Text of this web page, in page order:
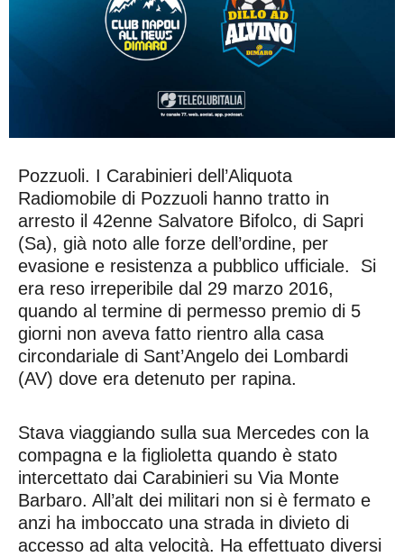
Pozzuoli. I Carabinieri dell’Aliquota
Radiomobile di Pozzuoli hanno tratto in
arresto il 42enne Salvatore Bifolco, di Sapri
(Sa), già noto alle forze dell’ordine, per
evasione e resistenza a pubblico ufficiale. Si
era reso irreperibile dal 29 marzo 2016,
quando al termine di permesso premio di 5
giorni non aveva fatto rientro alla casa
circondariale di Sant’Angelo dei Lombardi
(AV) dove era detenuto per rapina.
Stava viaggiando sulla sua Mercedes con la
compagna e la figlioletta quando è stato
intercettato dai Carabinieri su Via Monte
Barbaro. All’alt dei militari non si è fermato e
anzi ha imboccato una strada in divieto di
accesso ad alta velocità. Ha effettuato diversi